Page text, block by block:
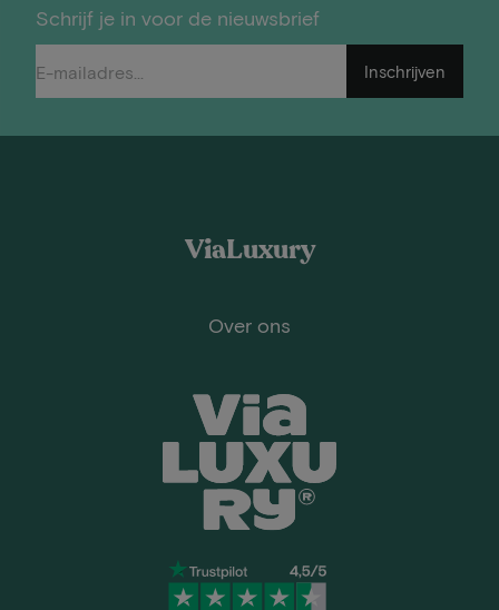
Schrijf je in voor de nieuwsbrief
Inschrijven
ViaLuxury
Over ons